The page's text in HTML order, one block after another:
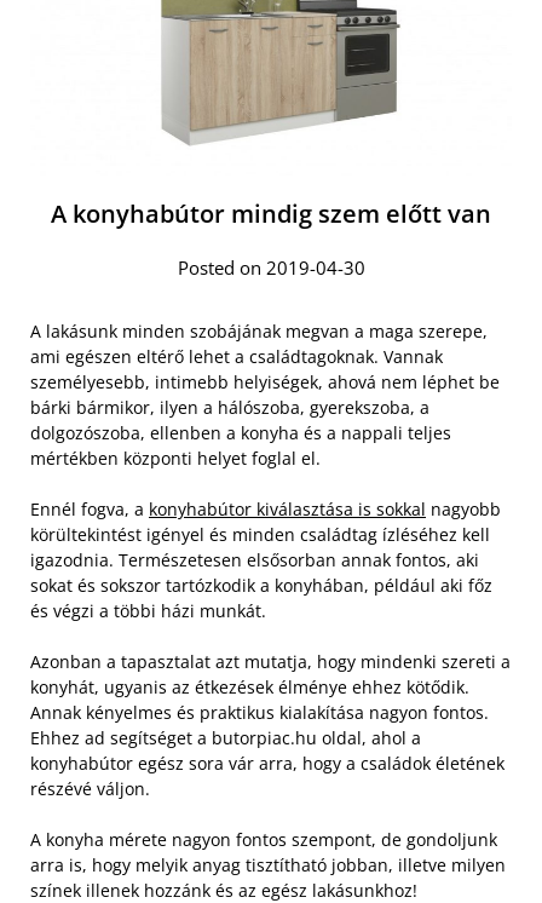
A konyhabútor mindig szem előtt van
Posted on 2019-04-30
A lakásunk minden szobájának megvan a maga szerepe,
ami egészen eltérő lehet a családtagoknak. Vannak
személyesebb, intimebb helyiségek, ahová nem léphet be
bárki bármikor, ilyen a hálószoba, gyerekszoba, a
dolgozószoba, ellenben a konyha és a nappali teljes
mértékben központi helyet foglal el.
Ennél fogva, a konyhabútor kiválasztása is sokkal nagyobb
körültekintést igényel és minden családtag ízléséhez kell
igazodnia. Természetesen elsősorban annak fontos, aki
sokat és sokszor tartózkodik a konyhában, például aki főz
és végzi a többi házi munkát.
Azonban a tapasztalat azt mutatja, hogy mindenki szereti a
konyhát, ugyanis az étkezések élménye ehhez kötődik.
Annak kényelmes és praktikus kialakítása nagyon fontos.
Ehhez ad segítséget a butorpiac.hu oldal, ahol a
konyhabútor egész sora vár arra, hogy a családok életének
részévé váljon.
A konyha mérete nagyon fontos szempont, de gondoljunk
arra is, hogy melyik anyag tisztítható jobban, illetve milyen
színek illenek hozzánk és az egész lakásunkhoz!